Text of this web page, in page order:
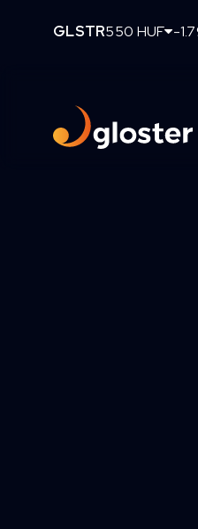
GLSTR550 HUF -